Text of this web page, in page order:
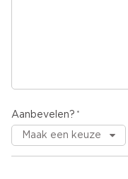
Aanbevelen?